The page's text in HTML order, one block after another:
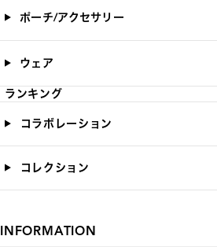
ポーチ/アクセサリー
ウェア
ランキング
コラボレーション
コレクション
INFORMATION